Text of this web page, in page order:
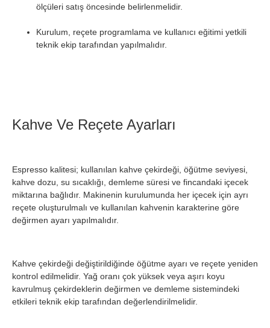
ölçüleri satış öncesinde belirlenmelidir.
Kurulum, reçete programlama ve kullanıcı eğitimi yetkili
teknik ekip tarafından yapılmalıdır.
Kahve Ve Reçete Ayarları
Espresso kalitesi; kullanılan kahve çekirdeği, öğütme seviyesi,
kahve dozu, su sıcaklığı, demleme süresi ve fincandaki içecek
miktarına bağlıdır. Makinenin kurulumunda her içecek için ayrı
reçete oluşturulmalı ve kullanılan kahvenin karakterine göre
değirmen ayarı yapılmalıdır.
Kahve çekirdeği değiştirildiğinde öğütme ayarı ve reçete yeniden
kontrol edilmelidir. Yağ oranı çok yüksek veya aşırı koyu
kavrulmuş çekirdeklerin değirmen ve demleme sistemindeki
etkileri teknik ekip tarafından değerlendirilmelidir.